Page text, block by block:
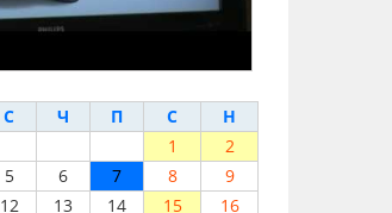
С Ч П С
Н
1
2
5 6 7 8
9
12 13 14 15
16